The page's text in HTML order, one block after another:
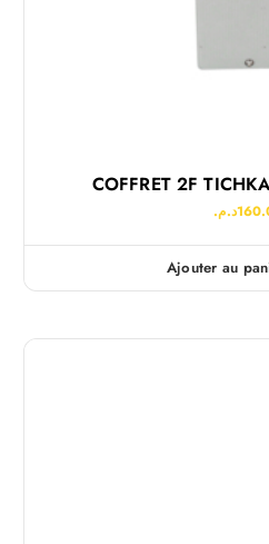
COFFRET 2F
د.م.
Ajouter au